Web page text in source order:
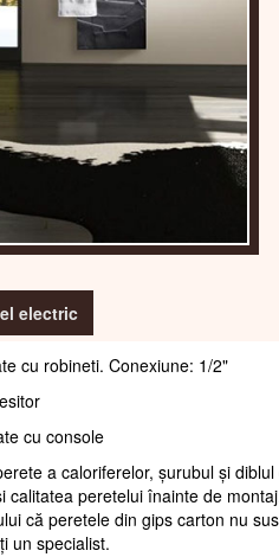
electric
cu robineti. Conexiune: 1/2"
cu console
a caloriferelor, șurubul și
calitatea peretelui înainte de
că peretele din gips carton nu
un specialist.